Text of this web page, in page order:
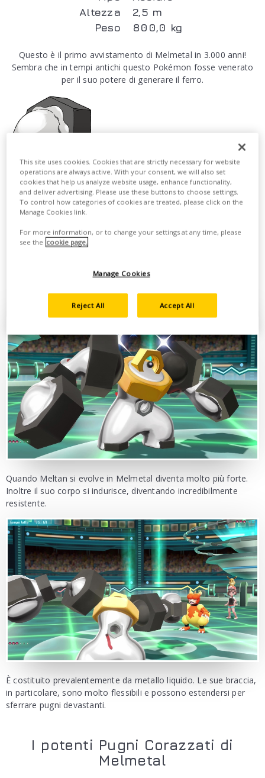
Altezza
2,5 m
Peso
800,0 kg
Questo è il primo avvistamento di Melmetal in 3.000 anni!
Sembra che in tempi antichi questo Pokémon fosse venerato
per il suo potere di generare il ferro.
Quando Meltan si evolve in Melmetal diventa molto più forte.
Inoltre il suo corpo si indurisce, diventando incredibilmente
resistente.
È costituito prevalentemente da metallo liquido. Le sue braccia,
in particolare, sono molto flessibili e possono estendersi per
sferrare pugni devastanti.
I potenti Pugni Corazzati di
Melmetal
This site uses cookies. Cookies that are strictly necessary for website
operations are always active. With your consent, we will also set
cookies that help us analyze website usage, enhance functionality,
and deliver advertising. Please use these buttons to choose settings.
To control how categories of cookies are treated, please click on the
Manage Cookies link.
For more information, or to change your settings at any time, please
see the cookie page.
Manage Cookies
Reject All Accept All